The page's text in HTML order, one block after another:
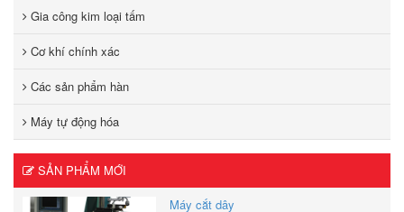
Gia công kim loại tấm
Cơ khí chính xác
Các sản phẩm hàn
Máy tự động hóa
SẢN PHẨM MỚI
Máy cắt dây